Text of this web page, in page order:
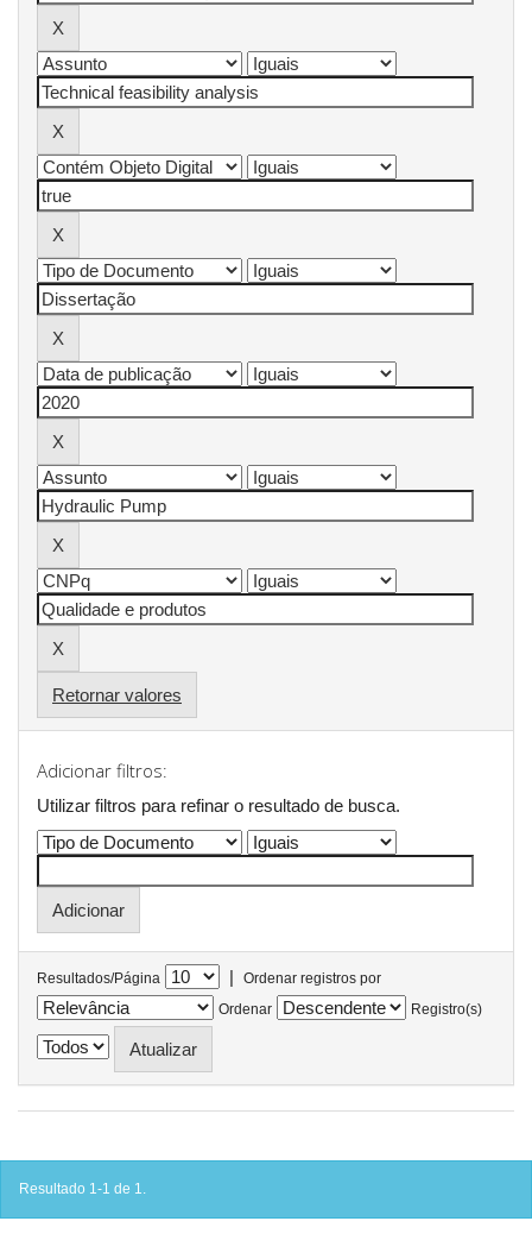
Retornar valores
Adicionar filtros:
Utilizar filtros para refinar o resultado de busca.
Resultados/Página |
Ordenar registros por
Ordenar
Registro(s)
Resultado 1-1 de 1.